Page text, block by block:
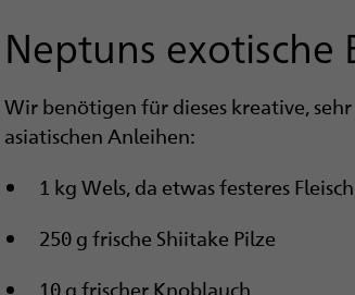
a
v
i
g
a
Neptuns exotische
Wir benötigen für dieses kreative,
asiatischen Anleihen:
1 kg Wels, da etwas festeres Fleisch
250 g frische Shiitake Pilze
10 g frischer Knoblauch